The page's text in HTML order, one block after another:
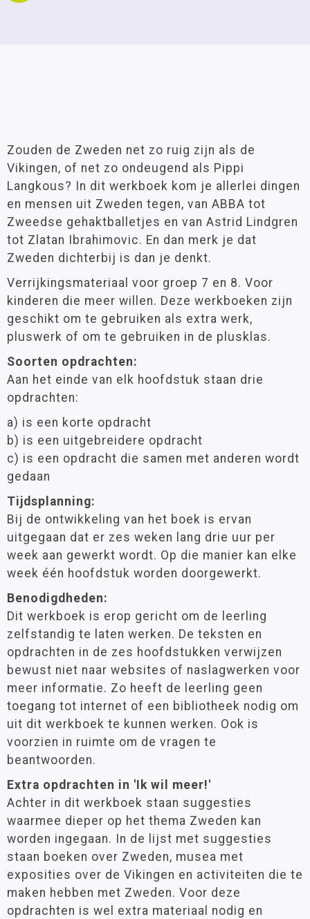
Zouden de Zweden net zo ruig zijn als de
Vikingen, of net zo ondeugend als Pippi
Langkous? In dit werkboek kom je allerlei dingen
en mensen uit Zweden tegen, van ABBA tot
Zweedse gehaktballetjes en van Astrid Lindgren
tot Zlatan Ibrahimovic. En dan merk je dat
Zweden dichterbij is dan je denkt.
Verrijkingsmateriaal voor groep 7 en 8. Voor
kinderen die meer willen. Deze werkboeken zijn
geschikt om te gebruiken als extra werk,
pluswerk of om te gebruiken in de plusklas.
Soorten opdrachten:
Aan het einde van elk hoofdstuk staan drie
opdrachten:
a) is een korte opdracht
b) is een uitgebreidere opdracht
c) is een opdracht die samen met anderen wordt
gedaan
Tijdsplanning:
Bij de ontwikkeling van het boek is ervan
uitgegaan dat er zes weken lang drie uur per
week aan gewerkt wordt. Op die manier kan elke
week één hoofdstuk worden doorgewerkt.
Benodigdheden:
Dit werkboek is erop gericht om de leerling
zelfstandig te laten werken. De teksten en
opdrachten in de zes hoofdstukken verwijzen
bewust niet naar websites of naslagwerken voor
meer informatie. Zo heeft de leerling geen
toegang tot internet of een bibliotheek nodig om
uit dit werkboek te kunnen werken. Ook is
voorzien in ruimte om de vragen te
beantwoorden.
Extra opdrachten in 'Ik wil meer!'
Achter in dit werkboek staan suggesties
waarmee dieper op het thema Zweden kan
worden ingegaan. In de lijst met suggesties
staan boeken over Zweden, musea met
exposities over de Vikingen en activiteiten die te
maken hebben met Zweden. Voor deze
opdrachten is wel extra materiaal nodig en